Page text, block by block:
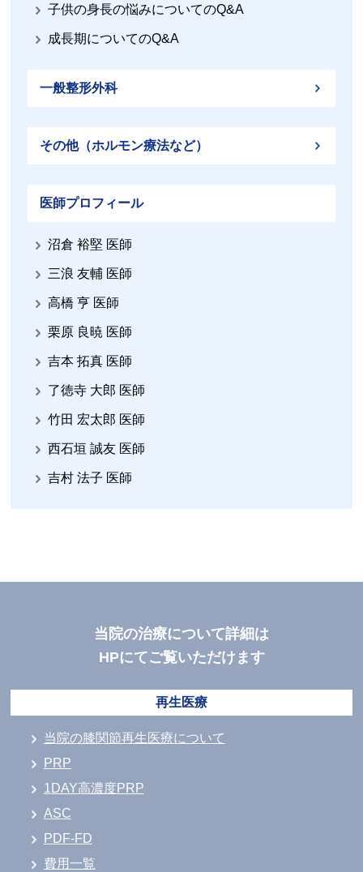
子供の身長の悩みについてのQ&A
成長期についてのQ&A
一般整形外科
その他（ホルモン療法など）
医師プロフィール
沼倉 裕堅 医師
三浪 友輔 医師
高橋 亨 医師
栗原 良暁 医師
吉本 拓真 医師
了徳寺 大郎 医師
竹田 宏太郎 医師
西石垣 誠友 医師
吉村 法子 医師
当院の治療について詳細は
HPにてご覧いただけます
再生医療
当院の膝関節再生医療について
PRP
1DAY高濃度PRP
ASC
PDF-FD
費用一覧